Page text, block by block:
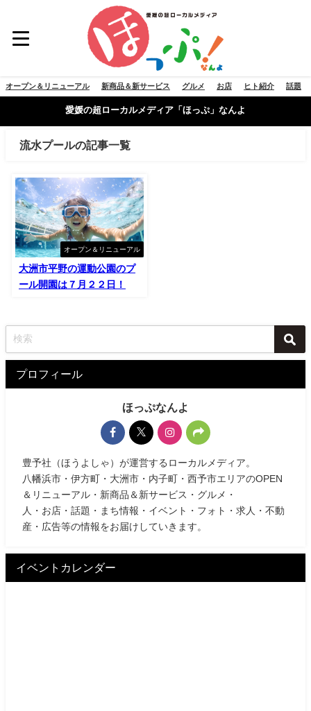
オープン＆リニューアル 新商品＆新サービス グルメ お店 ヒト紹介 話題
愛媛の超ローカルメディア「ほっぷ」なんよ
流水プールの記事一覧
オープン＆リニューアル
大洲市平野の運動公園のプ
ール開園は７月２２日！
プロフィール
ほっぷなんよ
豊予社（ほうよしゃ）が運営するローカルメディア。
八幡浜市・伊方町・大洲市・内子町・西予市エリアのOPEN
＆リニューアル・新商品＆新サービス・グルメ・
人・お店・話題・まち情報・イベント・フォト・求人・不動
産・広告等の情報をお届けしていきます。
イベントカレンダー